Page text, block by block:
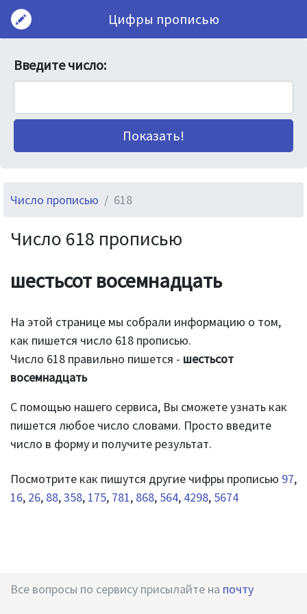
Цифры прописью
Введите число:
Число прописью 618
Число 618 прописью
шестьсот восемнадцать
На этой странице мы собрали информацию о том,
как пишется число 618 прописью.
Число 618 правильно пишется - шестьсот
восемнадцать
С помощью нашего сервиса, Вы сможете узнать как
пишется любое число словами. Просто введите
число в форму и получите результат.
Посмотрите как пишутся другие чифры прописью 97,
16, 26, 88,358, 175, 781, 868, 564, 4298, 5674
Все вопросы по сервису присылайте на почту